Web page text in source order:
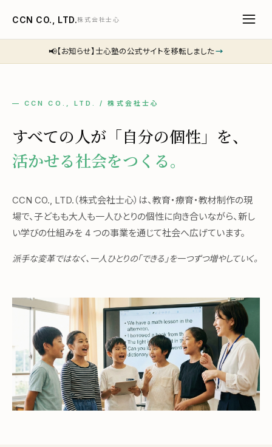
CCN CO., LTD.株式会社士心
📢 【お知らせ】士心塾の公式サイトを移転しました→
— CCN CO., LTD. / 株式会社士心
すべての人が「自分の個性」を、
活かせる社会をつくる。
CCN CO., LTD.（株式会社士心）は、教育・療育・教材制作の現
場で、子どもも大人も一人ひとりの個性に向き合いながら、新し
い学びの仕組みを 4 つの事業を通じて社会へ広げています。
派手な変革ではなく、一人ひとりの「できる」を一つずつ増やしていく。